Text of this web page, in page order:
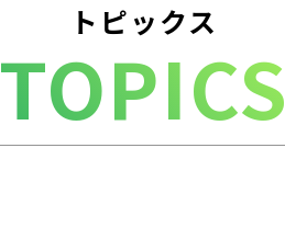
トピックス
TOPICS